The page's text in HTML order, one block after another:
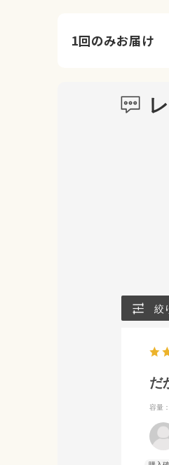
1回のみお届け
絞
だ
容量